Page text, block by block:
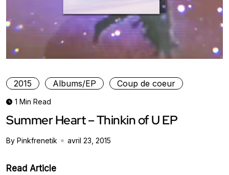
2015 Albums/EP Coup de coeur
1 Min Read
Summer Heart – Thinkin of U EP
By Pinkfrenetik avril 23, 2015
Read Article